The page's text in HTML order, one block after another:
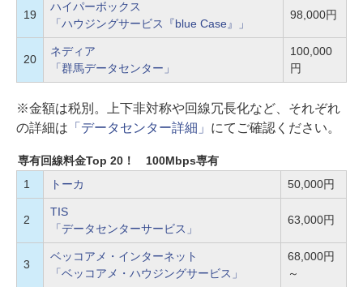
19
ハイパーボックス
「ハウジングサービス『blue Case』」
98,000円
20
ネディア
「群馬データセンター」
100,000
円
※金額は税別。上下非対称や回線冗長化など、それぞれ
の詳細は 「データセンター詳細」 にてご確認ください。
専有回線料金Top 20！ 100Mbps専有
1
トーカ 50,000円
2
TIS
「データセンターサービス」
63,000円
3
ベッコアメ・インターネット
「ベッコアメ・ハウジングサービス」
68,000円
～